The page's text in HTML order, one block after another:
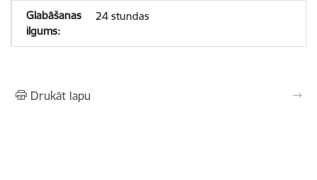
24 stundas
Drukāt lapu